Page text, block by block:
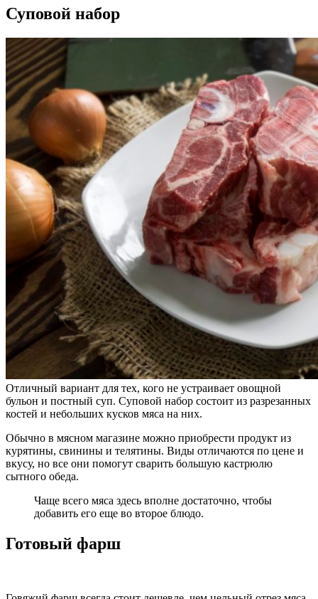
Суповой набор
Отличный вариант для тех, кого не устраивает овощной
бульон и постный суп. Суповой набор состоит из разрезанных
костей и небольших кусков мяса на них.
Обычно в мясном магазине можно приобрести продукт из
курятины, свинины и телятины. Виды отличаются по цене и
вкусу, но все они помогут сварить большую кастрюлю
сытного обеда.
Чаще всего мяса здесь вполне достаточно, чтобы
добавить его еще во второе блюдо.
Готовый фарш